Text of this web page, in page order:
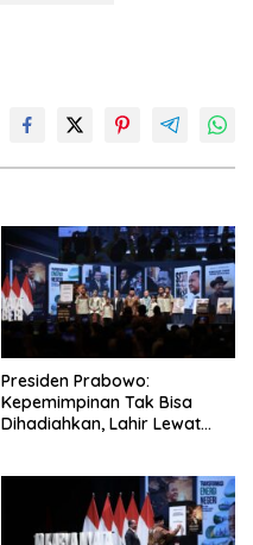
Presiden Prabowo:
Kepemimpinan Tak Bisa
Dihadiahkan, Lahir Lewat